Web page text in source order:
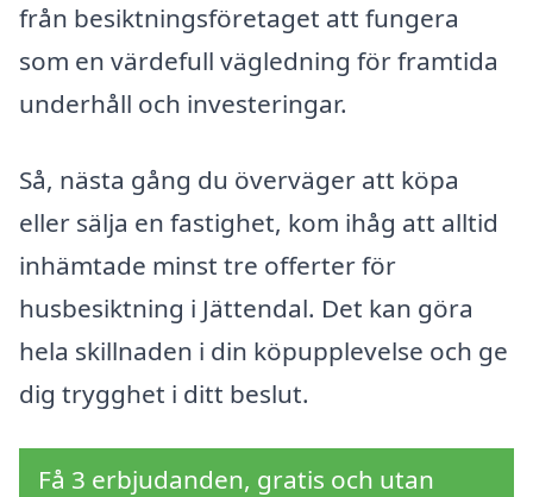
från besiktningsföretaget att fungera
som en värdefull vägledning för framtida
underhåll och investeringar.
Så, nästa gång du överväger att köpa
eller sälja en fastighet, kom ihåg att alltid
inhämtade minst tre offerter för
husbesiktning i Jättendal. Det kan göra
hela skillnaden i din köpupplevelse och ge
dig trygghet i ditt beslut.
Få 3 erbjudanden, gratis och utan